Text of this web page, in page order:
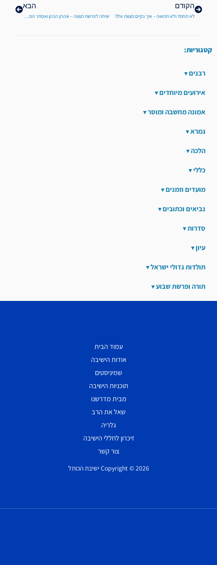
הקודם
לא תחמֹד ולא תתאוה – איך נקיים מצוות אלו?
הבא
קטגוריות:
רבנים
אירועים מיוחדים
אמונה מחשבה ומוסר
גמרא
הלכה
כללי
מועדים וזמנים
נביאים וכתובים
סדרות
עיון
תולדות גדולי ישראל
תורה ופרשת שבוע
עמוד הבית
אודות הישיבה
שמיניסטים
תוכניות הישיבה
מבית מדרשנו
שאל את הרב
גלריה
זיכרון לחללי הישיבה
צור קשר
Copyright © 2026 ישיבת הכותל